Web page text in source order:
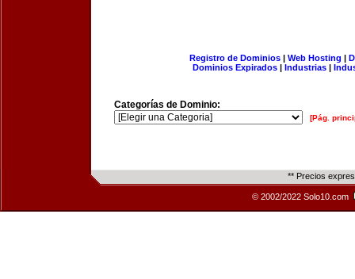
Registro de Dominios| Web Hosting |
Dominios Expirados | Industrias |
Categorías de Dominio:
[Pág.
** Precios
© 2002/2022 Solo10.com